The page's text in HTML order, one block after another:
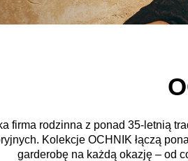
firma rodzinna z ponad 35-letnią
Kolekcje OCHNIK łączą
garderobę na każdą okazję – od